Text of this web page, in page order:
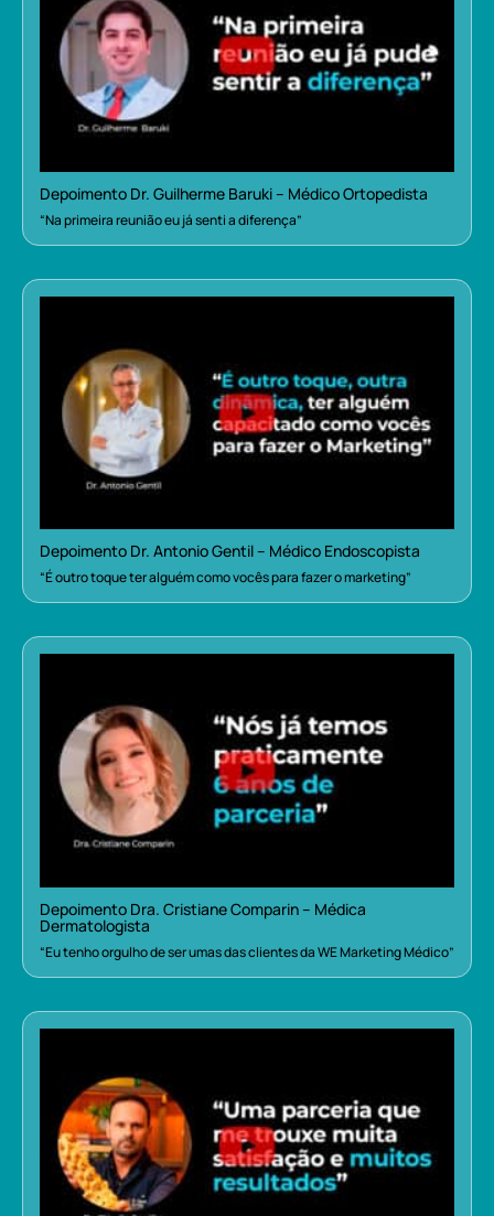
Depoimento Dr. Guilherme Baruki – Médico Ortopedista
“Na primeira reunião eu já senti a diferença”
Depoimento Dr. Antonio Gentil – Médico Endoscopista
“É outro toque ter alguém como vocês para fazer o marketing”
Depoimento Dra. Cristiane Comparin – Médica
Dermatologista
“Eu tenho orgulho de ser umas das clientes da WE Marketing Médico”